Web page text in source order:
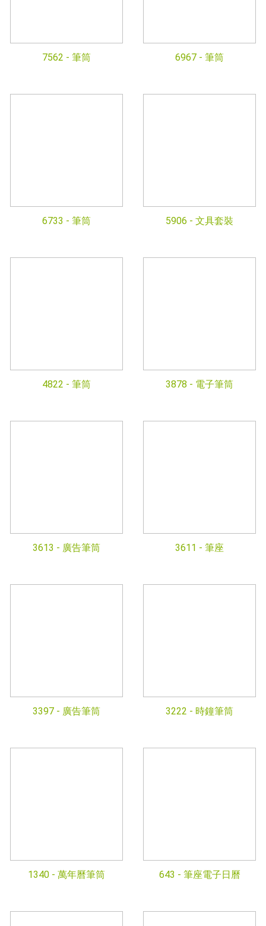
7562 - 筆筒 6967 - 筆筒
6733 - 筆筒 5906 - 文具套裝
4822 - 筆筒 3878 - 電子筆筒
3613 - 廣告筆筒 3611 - 筆座
3397 - 廣告筆筒 3222 - 時鐘筆筒
1340 - 萬年曆筆筒 643 - 筆座電子日曆